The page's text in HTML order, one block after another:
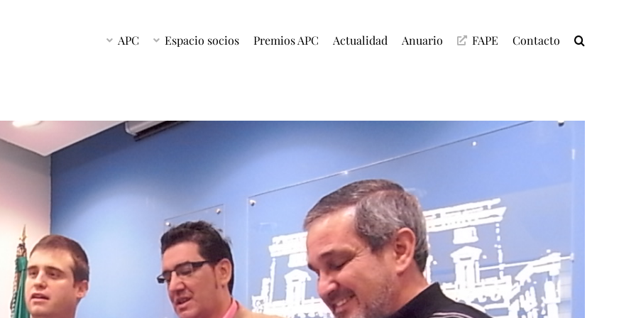
APC Espacio socios Premios APC Actualidad Anuario FAPE Contacto